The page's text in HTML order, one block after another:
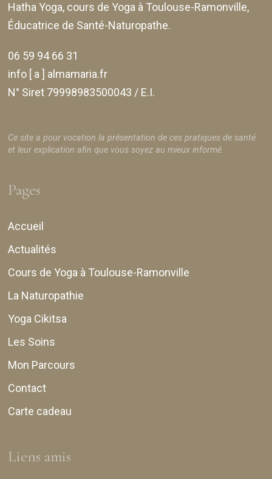
Hatha Yoga, cours de Yoga à Toulouse-Ramonville,
Éducatrice de Santé-Naturopathe.
06 59 94 66 31
info [ a ] almamaria.fr
N° Siret 79998983500043 / E.I.
Ce site a pour vocation la présentation de ces pratiques de santé
et leur explication afin que vous soyez au mieux informé.
Pages
Accueil
Actualités
Cours de Yoga à Toulouse-Ramonville
La Naturopathie
Yoga Cikitsa
Les Soins
Mon Parcours
Contact
Carte cadeau
Liens amis